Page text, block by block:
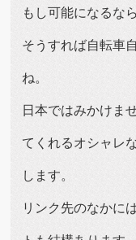
もし可能になるな
そうすれば自転車
ね。
日本ではみかけま
てくれるオシャレ
します。
リンク先のなかに